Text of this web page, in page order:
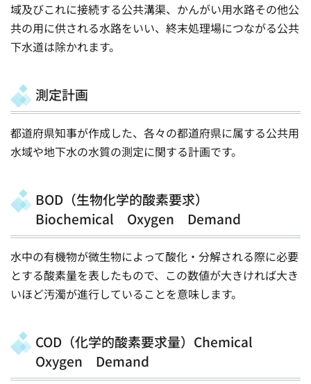
域及びこれに接続する公共溝渠、かんがい用水路その他公
共の用に供される水路をいい、終末処理場につながる公共
下水道は除かれます。
測定計画
都道府県知事が作成した、各々の都道府県に属する公共用
水域や地下水の水質の測定に関する計画です。
BOD（生物化学的酸素要求）
Biochemical Oxygen Demand
水中の有機物が微生物によって酸化・分解される際に必要
とする酸素量を表したもので、この数値が大きければ大き
いほど汚濁が進行していることを意味します。
COD（化学的酸素要求量）Chemical
Oxygen Demand